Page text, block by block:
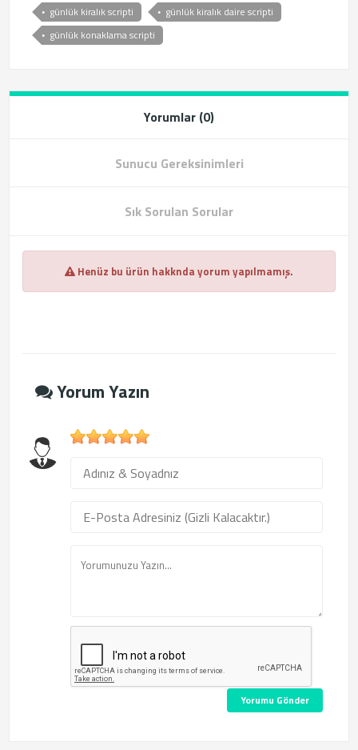
günlük kiralık scripti
günlük kiralık daire scripti
günlük konaklama scripti
Yorumlar (0)
Sunucu Gereksinimleri
Sık Sorulan Sorular
Henüz bu ürün hakknda yorum yapılmamış.
Yorum Yazın
Yorumu Gönder